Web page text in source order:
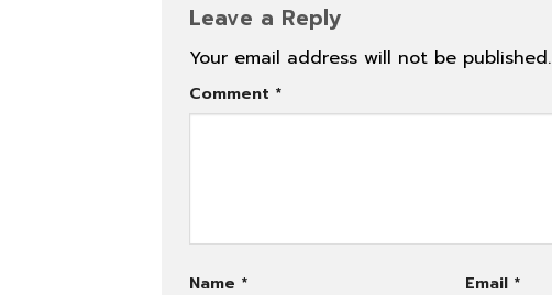
Leave a Reply
Your email address will not be published.
Comment *
Name * Email *